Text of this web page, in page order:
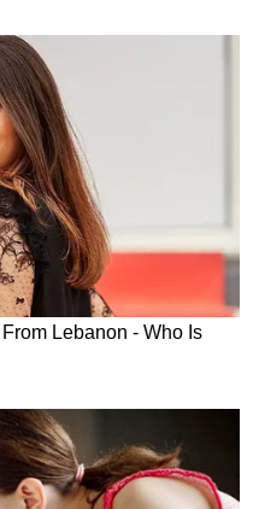
कपिल शर्मा शो की खुली पोल, 70%
स्क्रिप्टेड होने का दावा